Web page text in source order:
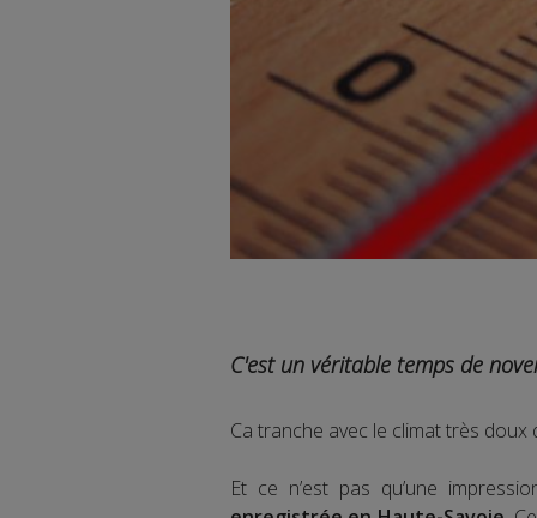
C'est un véritable temps de
Ca tranche avec le climat très doux
Et ce n’est pas qu’une